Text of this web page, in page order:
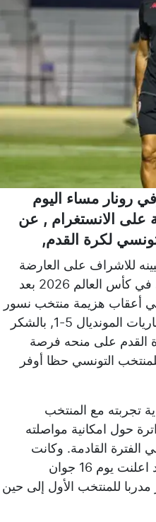
رونار مساء اليوم
الانستغرام , عن
لكرة القدم,
للاشراف على العارضة
الفنية للمنتخب الوطني التونسي في كأس العالم 2026 بعد
أعقاب هزيمة منتخب نسور
قرطاج أمام السويد في أولى مباريات المونديال 5-1, بالشكر
القدم على منحه فرصة
التونسي حظا أوفر
تجربته مع المنتخب
حول امكانية مواصلته
الفترة القادمة. وكانت
الجامعة التونسية لكرة القدم, قد اعلنت يوم 16 جوان
للمنتخب الأول إلى حين